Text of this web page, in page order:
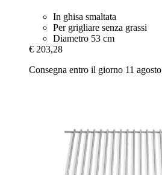
In ghisa smaltata
Per grigliare senza grassi
Diametro 53 cm
€ 203,28
Consegna entro il giorno 11 agosto